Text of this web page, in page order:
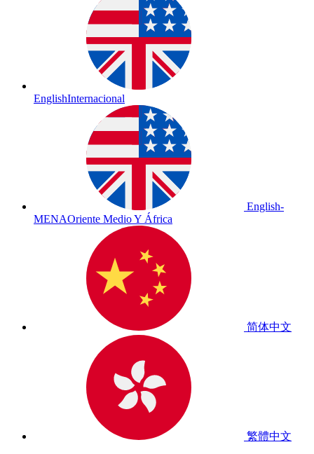
EnglishInternacional
English-
MENAOriente Medio Y África
简体中文
繁體中文